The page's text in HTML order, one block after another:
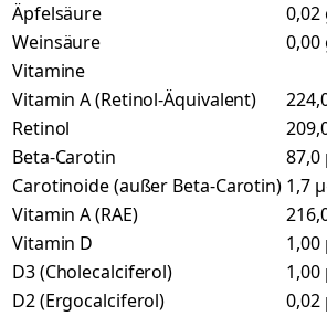
Äpfelsäure
0,02
Weinsäure
0,00
Vitamine
Vitamin A (Retinol-Äquivalent)
Retinol
Beta-Carotin
87,0
Carotinoide (außer Beta-Carotin) 1,7
Vitamin A (RAE)
Vitamin D
1,00
D3 (Cholecalciferol)
1,00
D2 (Ergocalciferol)
0,02